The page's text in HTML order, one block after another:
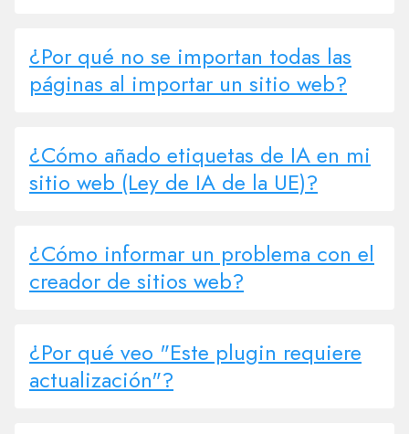
¿Por qué no se importan todas las
páginas al importar un sitio web?
¿Cómo añado etiquetas de IA en mi
sitio web (Ley de IA de la UE)?
¿Cómo informar un problema con el
creador de sitios web?
¿Por qué veo "Este plugin requiere
actualización"?